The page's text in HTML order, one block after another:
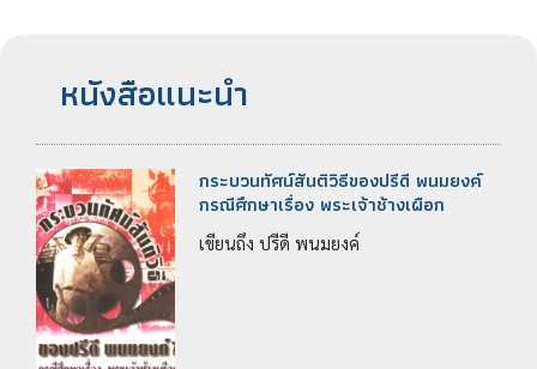
หนังสือแนะนำ
กระบวนทัศน์สันติวิธีของปรีดี พนมยงค์
กรณีศึกษาเรื่อง พระเจ้าช้างเผือก
เขียนถึง ปรีดี พนมยงค์